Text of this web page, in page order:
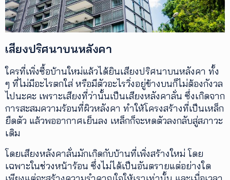
เสียงปริศนาบนหลังคา
ใครที่เพิ่งซื้อบ้านใหม่แล้วได้ยินเสียงปริศนาบนหลังคา ทั้ง
ๆ ที่ไม่มีอะไรตกใส่ หรือมีตัวอะไรวิ่งอยู่ข้างบนก็ไม่ต้องกังวล
ไปนะคะ เพราะเสียงที่ว่านั้นเป็นเสียงหลังคาลั่น ซึ่งเกิดจาก
การสะสมความร้อนที่ผิวหลังคา ทำให้โครงสร้างที่เป็นเหล็ก
ยืดตัว แล้วพออากาศเย็นลง เหล็กก็จะหดตัวลงกลับสู่สภาวะ
เดิม
โดยเสียงหลังคาลั่นมักเกิดกับบ้านที่เพิ่งสร้างใหม่ โดย
เฉพาะในช่วงหน้าร้อน ซึ่งไม่ได้เป็นอันตรายแต่อย่างใด